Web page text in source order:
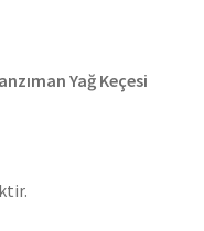
Yağ Keçesi